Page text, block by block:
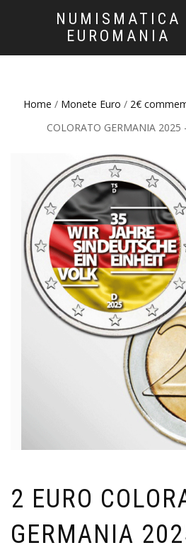
NUMISMATICA
EUROMANIA
Home / Monete Euro / 2€
COLORATO GERMANIA 2025
2 EURO
GERMANIA